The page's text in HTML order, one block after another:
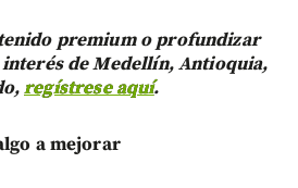
premium o profundizar
de Medellín, Antioquia,
regístrese aquí.
a mejorar